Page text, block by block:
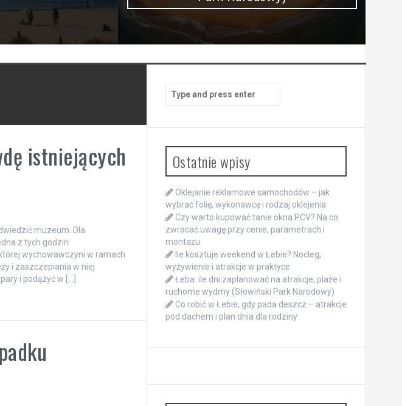
istniejących
muzeum. Dla
z tych godzin
wychowawczyni w ramach
i zaszczepiania w niej
i podążyć w […]
for:
Ostatnie wpisy
Oklejanie reklamowe samochodów – jak
wybrać folię, wykonawcę i rodzaj oklejenia
Czy warto kupować tanie okna PCV? Na co
zwracać uwagę przy cenie, parametrach i
montażu
Ile kosztuje weekend w Łebie? Nocleg,
wyżywienie i atrakcje w praktyce
Łeba: ile dni zaplanować na atrakcje, plaże i
ruchome wydmy (Słowiński Park Narodowy)
Co robić w Łebie, gdy pada deszcz – atrakcje
pod dachem i plan dnia dla rodziny